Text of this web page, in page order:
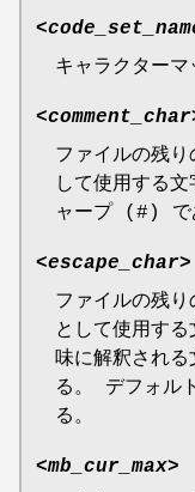
<
キャラクターマ
<comment_char
ファイルの残
して使用する
ャープ (#) で
<escape_char>
ファイルの残
として使用す
味に解釈され
る。 デフォル
る。
<mb_cur_max>